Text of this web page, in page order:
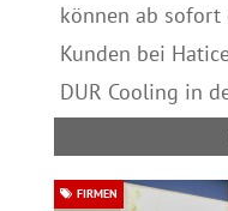
können ab
Kunden bei
DUR Cooling in
FIRMEN